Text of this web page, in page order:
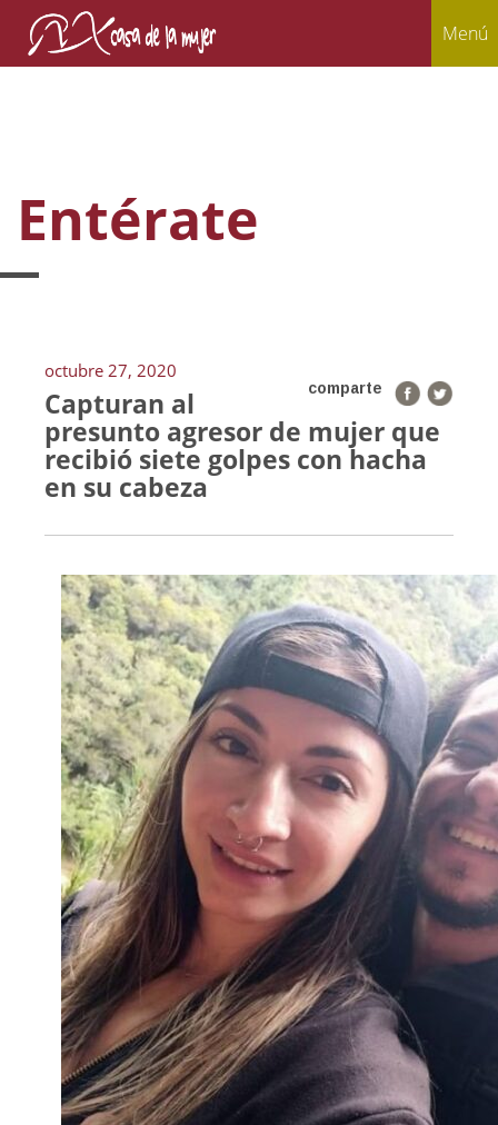
Menú
Entérate
octubre 27, 2020
comparte
Capturan al
presunto agresor de mujer que
recibió siete golpes con hacha
en su cabeza